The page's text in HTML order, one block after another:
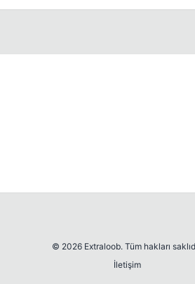
© 2026 Extraloob. Tüm hakları
İletişim